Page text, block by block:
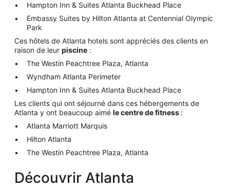
Hampton Inn & Suites Atlanta Buckhead Place
Embassy Suites by Hilton Atlanta at Centennial Olympic
Park
Ces hôtels de Atlanta hotels sont appréciés des clients en
raison de leur piscine :
The Westin Peachtree Plaza, Atlanta
Wyndham Atlanta Perimeter
Hampton Inn & Suites Atlanta Buckhead Place
Les clients qui ont séjourné dans ces hébergements de
Atlanta y ont beaucoup aimé le centre de fitness :
Atlanta Marriott Marquis
Hilton Atlanta
The Westin Peachtree Plaza, Atlanta
Découvrir Atlanta